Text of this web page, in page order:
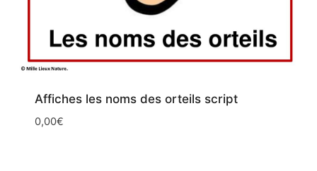
Affiches les noms des orteils script
0,00€